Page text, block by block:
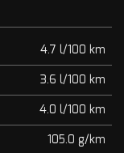
4.7 l/100 km
3.6 l/100 km
4.0 l/100 km
105.0 g/km